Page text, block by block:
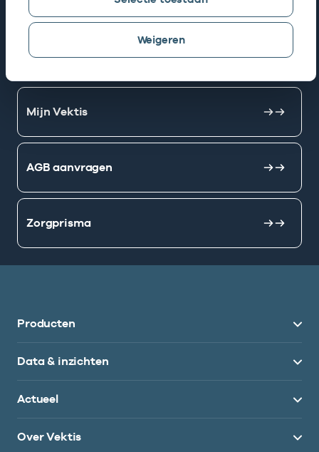
Weigeren
Snel naar
AGB zoeken
Mijn Vektis
AGB aanvragen
Zorgprisma
Producten
Data & inzichten
Actueel
Over Vektis